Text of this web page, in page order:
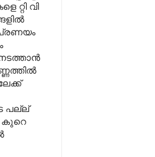
റ്റി വി
പല്ല്
കുറെ